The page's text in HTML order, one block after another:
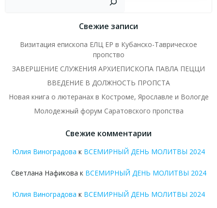
Свежие записи
Визитация епископа ЕЛЦ ЕР в Кубанско-Таврическое
пропство
ЗАВЕРШЕНИЕ СЛУЖЕНИЯ АРХИЕПИСКОПА ПАВЛА ПЕЦЦИ
ВВЕДЕНИЕ В ДОЛЖНОСТЬ ПРОПСТА
Новая книга о лютеранах в Костроме, Ярославле и Вологде
Молодежный форум Саратовского пропства
Свежие комментарии
Юлия Виноградова к ВСЕМИРНЫЙ ДЕНЬ МОЛИТВЫ 2024
Светлана Нафикова к ВСЕМИРНЫЙ ДЕНЬ МОЛИТВЫ 2024
Юлия Виноградова к ВСЕМИРНЫЙ ДЕНЬ МОЛИТВЫ 2024